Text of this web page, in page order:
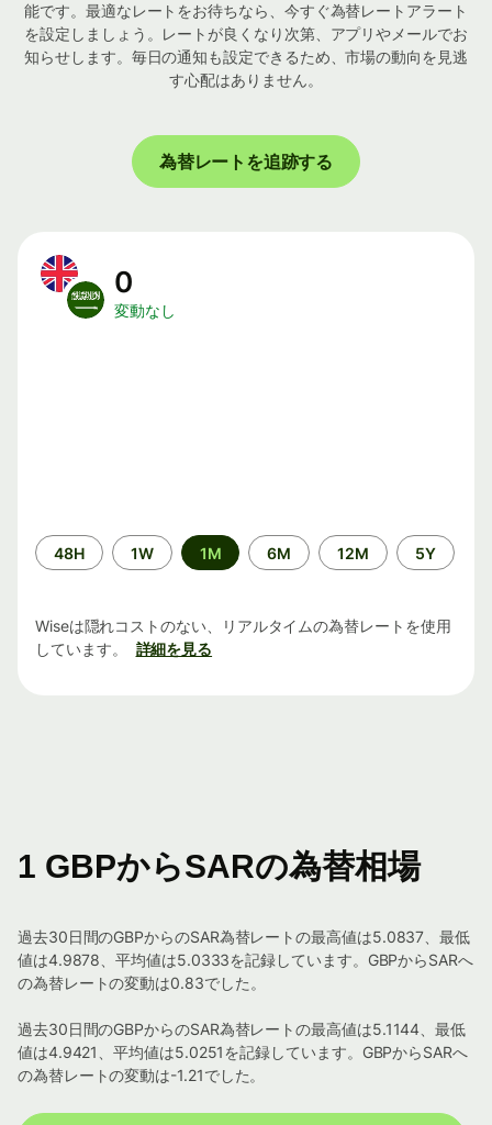
能です。最適なレートをお待ちなら、今すぐ為替レートアラート
を設定しましょう。レートが良くなり次第、アプリやメールでお
知らせします。毎日の通知も設定できるため、市場の動向を見逃
す心配はありません。
為替レートを追跡する
0
変動なし
期
間
48H 1W 1M 6M 12M 5Y
Wiseは隠れコストのない、リアルタイムの為替レートを使用
しています。
詳細を見る
1 GBPからSARの為替相場
過去30日間のGBPからのSAR為替レートの最高値は5.0837、最低
値は4.9878、平均値は5.0333を記録しています。GBPからSARへ
の為替レートの変動は0.83でした。
過去30日間のGBPからのSAR為替レートの最高値は5.1144、最低
値は4.9421、平均値は5.0251を記録しています。GBPからSARへ
の為替レートの変動は-1.21でした。